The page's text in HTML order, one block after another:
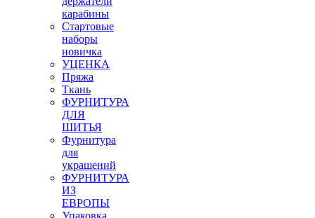
карабины
Стартовые
наборы
новичка
УЦЕНКА
Пряжа
Ткань
ФУРНИТУРА
ДЛЯ
ШИТЬЯ
Фурнитура
для
украшений
ФУРНИТУРА
ИЗ
ЕВРОПЫ
Упаковка